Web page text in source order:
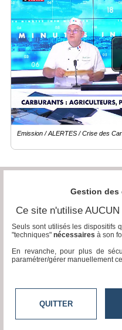
Emission / ALERTES / Crise des
tvlocale.fr
Contactez-nous
Gestion des
Ce site n'utilise
Seuls sont utilisés les dispositifs
"techniques" nécessaires à son
En revanche, pour plus de
paramétrer/gérer manuellement
QUITTER